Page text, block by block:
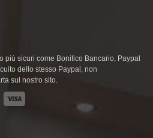
più sicuri come Bonifico Bancario, Paypal
dello stesso Paypal, non
sul nostro sito.